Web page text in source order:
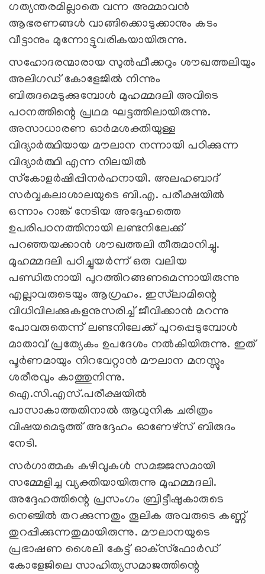
ഗത്യന്തരമില്ലാതെ വന്ന അമ്മാവന്‍
ആഭരണങ്ങള്‍ വാങ്ങിക്കൊടുക്കാനും കടം
വീട്ടാനും മുന്നോട്ടുവരികയായിരുന്നു.
സഹോദരന്മാരായ സുല്‍ഫീക്കറും ശൗഖത്തലിയും
അലിഗഡ് കോളേജില്‍ നിന്നും
ബിരുദമെടുക്കുമ്പോള്‍ മുഹമ്മദലി അവിടെ
പഠനത്തിന്റെ പ്രഥമ ഘട്ടത്തിലായിരുന്നു.
അസാധാരണ ഓര്‍മശക്തിയുള്ള
വിദ്യാര്‍ത്ഥിയായ മൗലാന നന്നായി പഠിക്കുന്ന
വിദ്യാര്‍ത്ഥി എന്ന നിലയില്‍
സ്‌കോളര്‍ഷിപ്പിനര്‍ഹനായി. അലഹബാദ്
സര്‍വ്വകലാശാലയുടെ ബി.എ. പരീക്ഷയില്‍
ഒന്നാം റാങ്ക് നേടിയ അദ്ദേഹത്തെ
ഉപരിപഠനത്തിനായി ലണ്ടനിലേക്ക്
പറഞ്ഞയക്കാന്‍ ശൗഖത്തലി തീരുമാനിച്ചു.
മുഹമ്മദലി പഠിച്ചുയര്‍ന്ന് ഒരു വലിയ
പണ്ഡിതനായി പുറത്തിറങ്ങണമെന്നായിരുന്നു
എല്ലാവരുടെയും ആഗ്രഹം. ഇസ്‌ലാമിന്റെ
വിധിവിലക്കുകളനുസരിച്ച് ജീവിക്കാന്‍ മറന്നു
പോവരുതെന്ന് ലണ്ടനിലേക്ക് പുറപ്പെടുമ്പോള്‍
മാതാവ് പ്രത്യേകം ഉപദേശം നല്‍കിയിരുന്നു. ഇത്
പൂര്‍ണമായും നിറവേറ്റാന്‍ മൗലാന മനസ്സും
ശരീരവും കാത്തുനിന്നു.
ഐ.സി.എസ്.പരീക്ഷയില്‍
പാസാകാത്തതിനാല്‍ ആധുനിക ചരിത്രം
വിഷയമെടുത്ത് അദ്ദേഹം ഓണേഴ്‌സ് ബിരുദം
നേടി.
സര്‍ഗാത്മക കഴിവുകള്‍ സമജ്ജസമായി
സമ്മേളിച്ച വ്യക്തിയായിരുന്നു മുഹമ്മദലി.
അദ്ദേഹത്തിന്റെ പ്രസംഗം ബ്രിട്ടീഷുകാരുടെ
നെഞ്ചില്‍ തറക്കുന്നതും തൂലിക അവരുടെ കണ്ണ്
തുറപ്പിക്കുന്നതുമായിരുന്നു. മൗലാനയുടെ
പ്രഭാഷണ ശൈലി കേട്ട് ഓക്‌സ്‌ഫോര്‍ഡ്
കോളേജിലെ സാഹിത്യസമാജത്തിന്റെ